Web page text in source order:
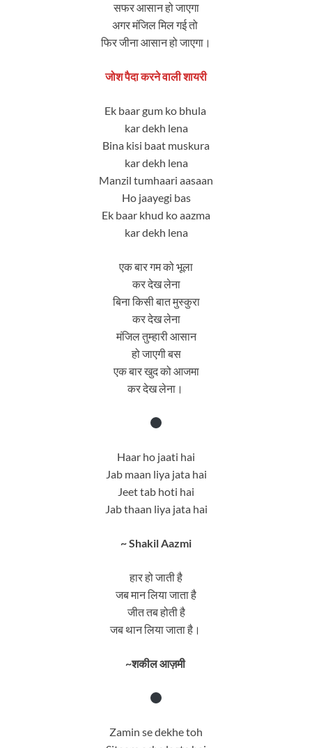
सफर आसान हो जाएगा
अगर मंजिल मिल गई तो
फिर जीना आसान हो जाएगा।
जोश पैदा करने वाली शायरी
Ek baar gum ko bhula
kar dekh lena
Bina kisi baat muskura
kar dekh lena
Manzil tumhaari aasaan
Ho jaayegi bas
Ek baar khud ko aazma
kar dekh lena
एक बार गम को भूला
कर देख लेना
बिना किसी बात मुस्कुरा
कर देख लेना
मंजिल तुम्हारी आसान
हो जाएगी बस
एक बार खुद को आजमा
कर देख लेना।
Haar ho jaati hai
Jab maan liya jata hai
Jeet tab hoti hai
Jab thaan liya jata hai
~ Shakil Aazmi
हार हो जाती है
जब मान लिया जाता है
जीत तब होती है
जब थान लिया जाता है।
~शकील आज़मी
Zamin se dekhe toh